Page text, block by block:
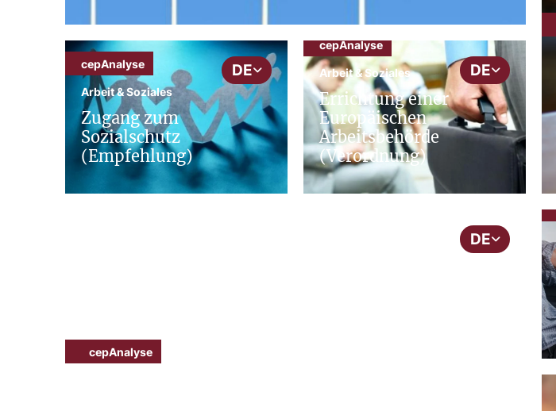
DE
cepAnalyse
Arbeit & Soziales
Zugang zum
Sozialschutz
(Empfehlung)
DE
cepAnalyse
Arbeit & Soziales
Errichtung einer
Europäischen
Arbeitsbehörde
(Verordnung)
DE
cepAnalyse